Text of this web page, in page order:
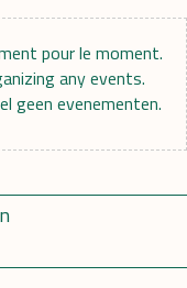
pour le moment.
any events.
geen evenementen.